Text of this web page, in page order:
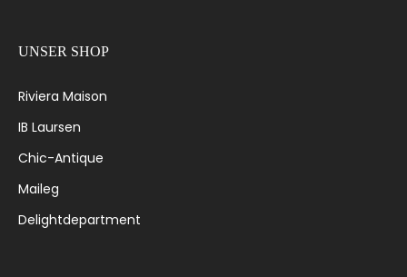
UNSER SHOP
Riviera Maison
IB Laursen
Chic-Antique
Maileg
Delightdepartment